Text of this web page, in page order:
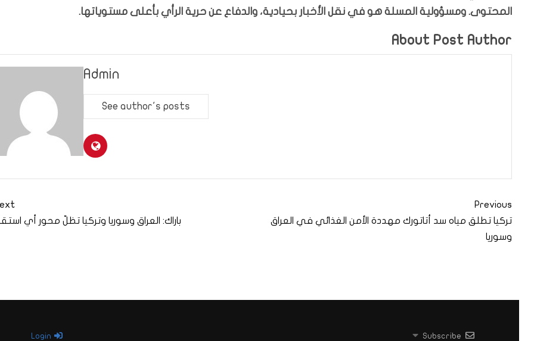
المحتوى. ومسؤولية المسلة هو في نقل الأخبار بحيادية، والدفاع عن حرية الرأي بأعلى مستوياتها.
About Post Author
Admin
See author's posts
Previous
تركيا تطلق مياه سد أتاتورك مهددة الأمن الغذائي في العراق
وسوريا
باراك: العراق وسوريا وتركيا تظلّ محور أي
Subscribe